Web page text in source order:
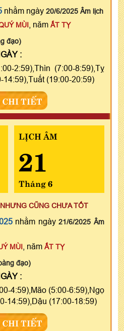
nhằm ngày 20/6/2025 Âm lịch
MÙI , năm ẤT TỴ
đạo)
:
2:59),Thìn (7:00-8:59),Tỵ
14:59),Tuất (19:00-20:59)
CHI TIẾT
LỊCH ÂM
21
Tháng 6
CŨNG CHƯA TỐT
nhằm ngày21/6/2025 Âm
MÙI , năm ẤT TỴ
đạo)
:
4:59),Mão (5:00-6:59),Ngọ
14:59),Dậu (17:00-18:59)
CHI TIẾT